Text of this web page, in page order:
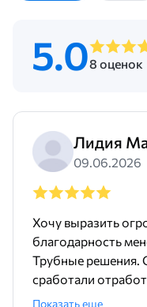
5.08 оценок
Лидия
09.06.2026
Хочу выразить
благодарность
Трубные решения.
сработали
Доставили точно в
Показать еще